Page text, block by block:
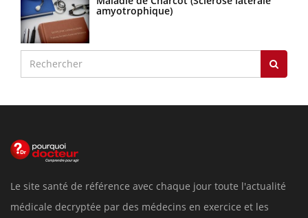
amyotrophique)
Le site santé de référence avec chaque jour toute l'actualité
médicale decryptée par des médecins en exercice et les